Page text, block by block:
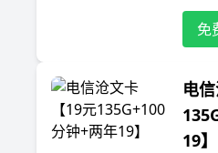
免
电
19】